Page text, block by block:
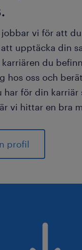
vi för att du
upptäcka din
du
hos oss och
har för din karriär
vi hittar en bra
profil